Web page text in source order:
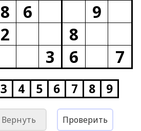
8 6
9
2
8
3 6 7
3 4 5 6 7 8 9
Вернуть Проверить